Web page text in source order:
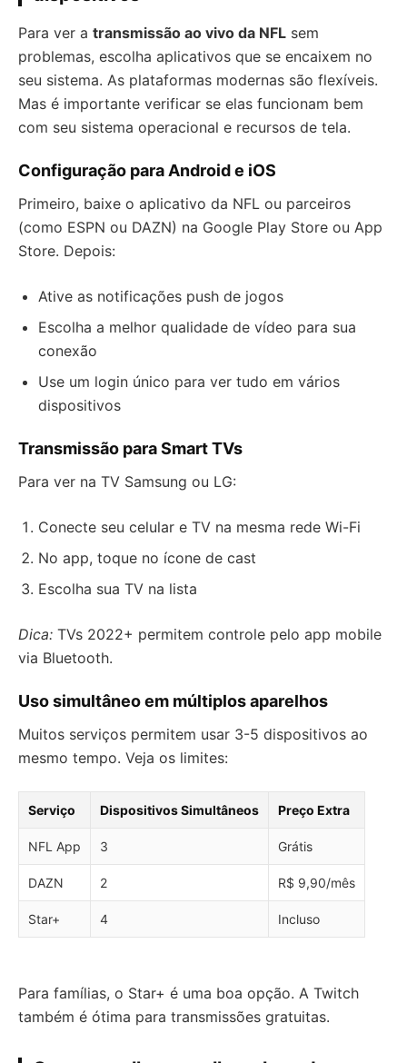
Para ver a transmissão ao vivo da NFL sem
problemas, escolha aplicativos que se encaixem no
seu sistema. As plataformas modernas são flexíveis.
Mas é importante verificar se elas funcionam bem
com seu sistema operacional e recursos de tela.
Configuração para Android e iOS
Primeiro, baixe o aplicativo da NFL ou parceiros
(como ESPN ou DAZN) na Google Play Store ou App
Store. Depois:
Ative as notificações push de jogos
Escolha a melhor qualidade de vídeo para sua
conexão
Use um login único para ver tudo em vários
dispositivos
Transmissão para Smart TVs
Para ver na TV Samsung ou LG:
Conecte seu celular e TV na mesma rede Wi-Fi
No app, toque no ícone de cast
Escolha sua TV na lista
Dica: TVs 2022+ permitem controle pelo app mobile
via Bluetooth.
Uso simultâneo em múltiplos aparelhos
Muitos serviços permitem usar 3-5 dispositivos ao
mesmo tempo. Veja os limites:
Serviço Dispositivos Simultâneos Preço Extra
NFL App 3 Grátis
DAZN 2 R$ 9,90/mês
Star+ 4 Incluso
Para famílias, o Star+ é uma boa opção. A Twitch
também é ótima para transmissões gratuitas.